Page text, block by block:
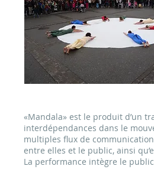
«Mandala» est le produit d’un
interdépendances dans le
multiples flux de
entre elles et le public, ainsi
La performance intègre le